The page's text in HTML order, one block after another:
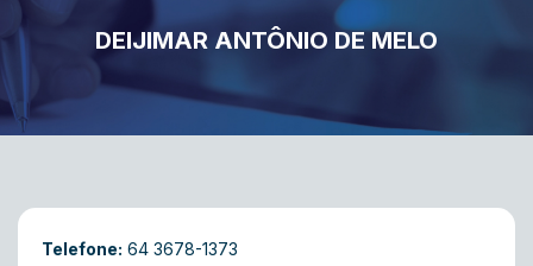
DEIJIMAR ANTÔNIO DE MELO
Telefone: 64 3678-1373